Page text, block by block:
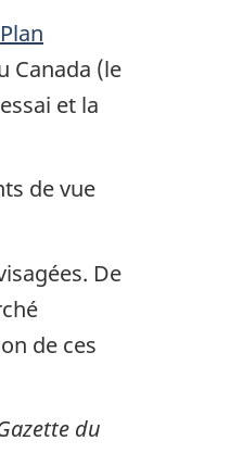
Plan
Canada (le
et la
de vue
De
de ces
du